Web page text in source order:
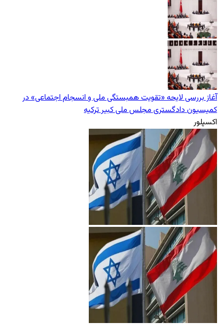
آغاز بررسی لایحه «تقویت همبستگی ملی و انسجام اجتماعی» در
کمیسیون دادگستری مجلس ملی کبیر ترکیه
اکسپلور